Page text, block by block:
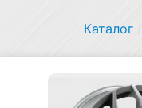
Каталог